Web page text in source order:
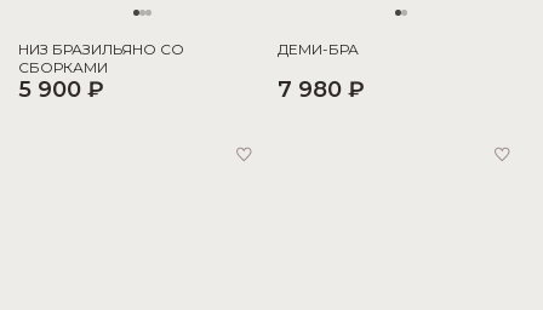
НИЗ БРАЗИЛЬЯНО СО
СБОРКАМИ
5 900 ₽
ДЕМИ-БРА
7 980 ₽